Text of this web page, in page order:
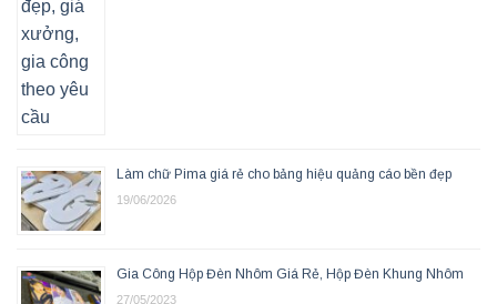
Làm chữ Pima giá rẻ cho bảng hiệu quảng cáo bền đẹp
19/06/2026
Gia Công Hộp Đèn Nhôm Giá Rẻ, Hộp Đèn Khung Nhôm
27/05/2023